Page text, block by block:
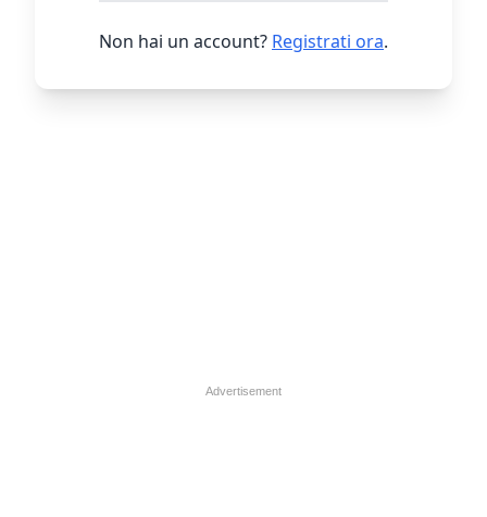
Non hai un account? Registrati ora.